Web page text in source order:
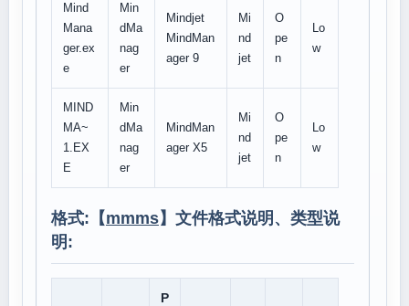
Mind
Mana
ger.ex
e
Min
dMa
nag
er
Mindjet
MindMan
ager 9
Mi
nd
jet
O
pe
n
Lo
w
MIND
MA~
1.EX
E
Min
dMa
nag
er
MindMan
ager X5
Mi
nd
jet
O
pe
n
Lo
w
格式:【mmms】文件格式说明、类型说
明:
P